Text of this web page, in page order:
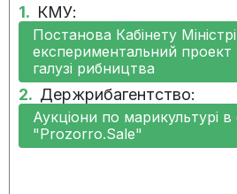
05.02.2025:
measure
05.12.2024:
There is no
measure
1. КМУ:
Постанова Кабінету
експериментальний проект
галузі рибництва
2. Держрибагентство:
Аукціони по марикультурі в
"Prozorro.Sale"